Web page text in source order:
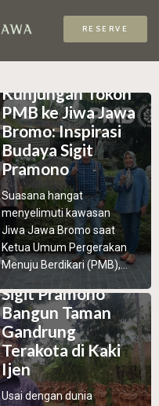
RESERVE
Kunjungan Tokoh
PMB ke Jiwa Jawa
Bromo: Inspirasi
Budaya Sigit
Pramono
Suasana hangat
menyelimuti kawasan
Jiwa Jawa Bromo saat
Ketua Umum Pergerakan
Menuju Berdikari (PMB),...
Sigit Pramono
Bangun Taman
Gandrung
Terakota di Kaki
Ijen
Usai dengan dunia